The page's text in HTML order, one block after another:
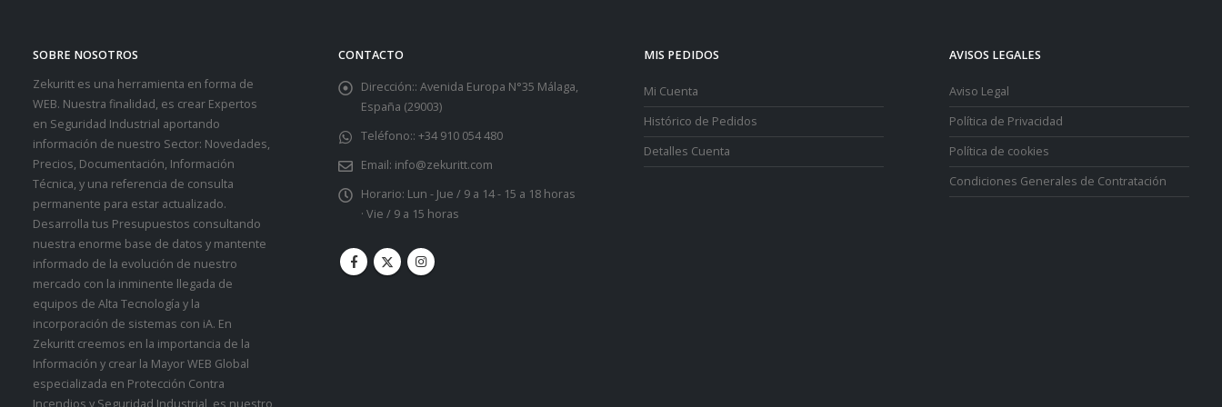
SOBRE NOSOTROS
Zekuritt es una herramienta en forma de
WEB. Nuestra finalidad, es crear Expertos
en Seguridad Industrial aportando
información de nuestro Sector: Novedades,
Precios, Documentación, Información
Técnica, y una referencia de consulta
permanente para estar actualizado.
Desarrolla tus Presupuestos consultando
nuestra enorme base de datos y mantente
informado de la evolución de nuestro
mercado con la inminente llegada de
equipos de Alta Tecnología y la
incorporación de sistemas con iA. En
Zekuritt creemos en la importancia de la
Información y crear la Mayor WEB Global
especializada en Protección Contra
Incendios y Seguridad Industrial, es nuestro
CONTACTO
Dirección:: Avenida Europa N°35 Málaga,
España (29003)
Teléfono:: +34 910 054 480
Email: info@zekuritt.com
Horario: Lun - Jue / 9 a 14 - 15 a 18 horas
· Vie / 9 a 15 horas
MIS PEDIDOS
Mi Cuenta
Histórico de Pedidos
Detalles Cuenta
AVISOS LEGALES
Aviso Legal
Política de Privacidad
Política de cookies
Condiciones Generales de Contratación